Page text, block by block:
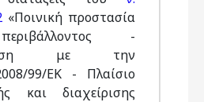
«Ποινική προστασία
-
με την
99/ΕΚ - Πλαίσιο
και διαχείρισης